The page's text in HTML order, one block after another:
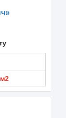
м2